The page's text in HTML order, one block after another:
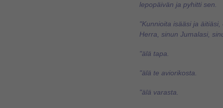
lepopäivän ja pyhitti sen.
"Kunnioita isääsi ja
Herra, sinun Jumalasi,
"älä tapa.
"älä te aviorikosta.
"älä varasta.